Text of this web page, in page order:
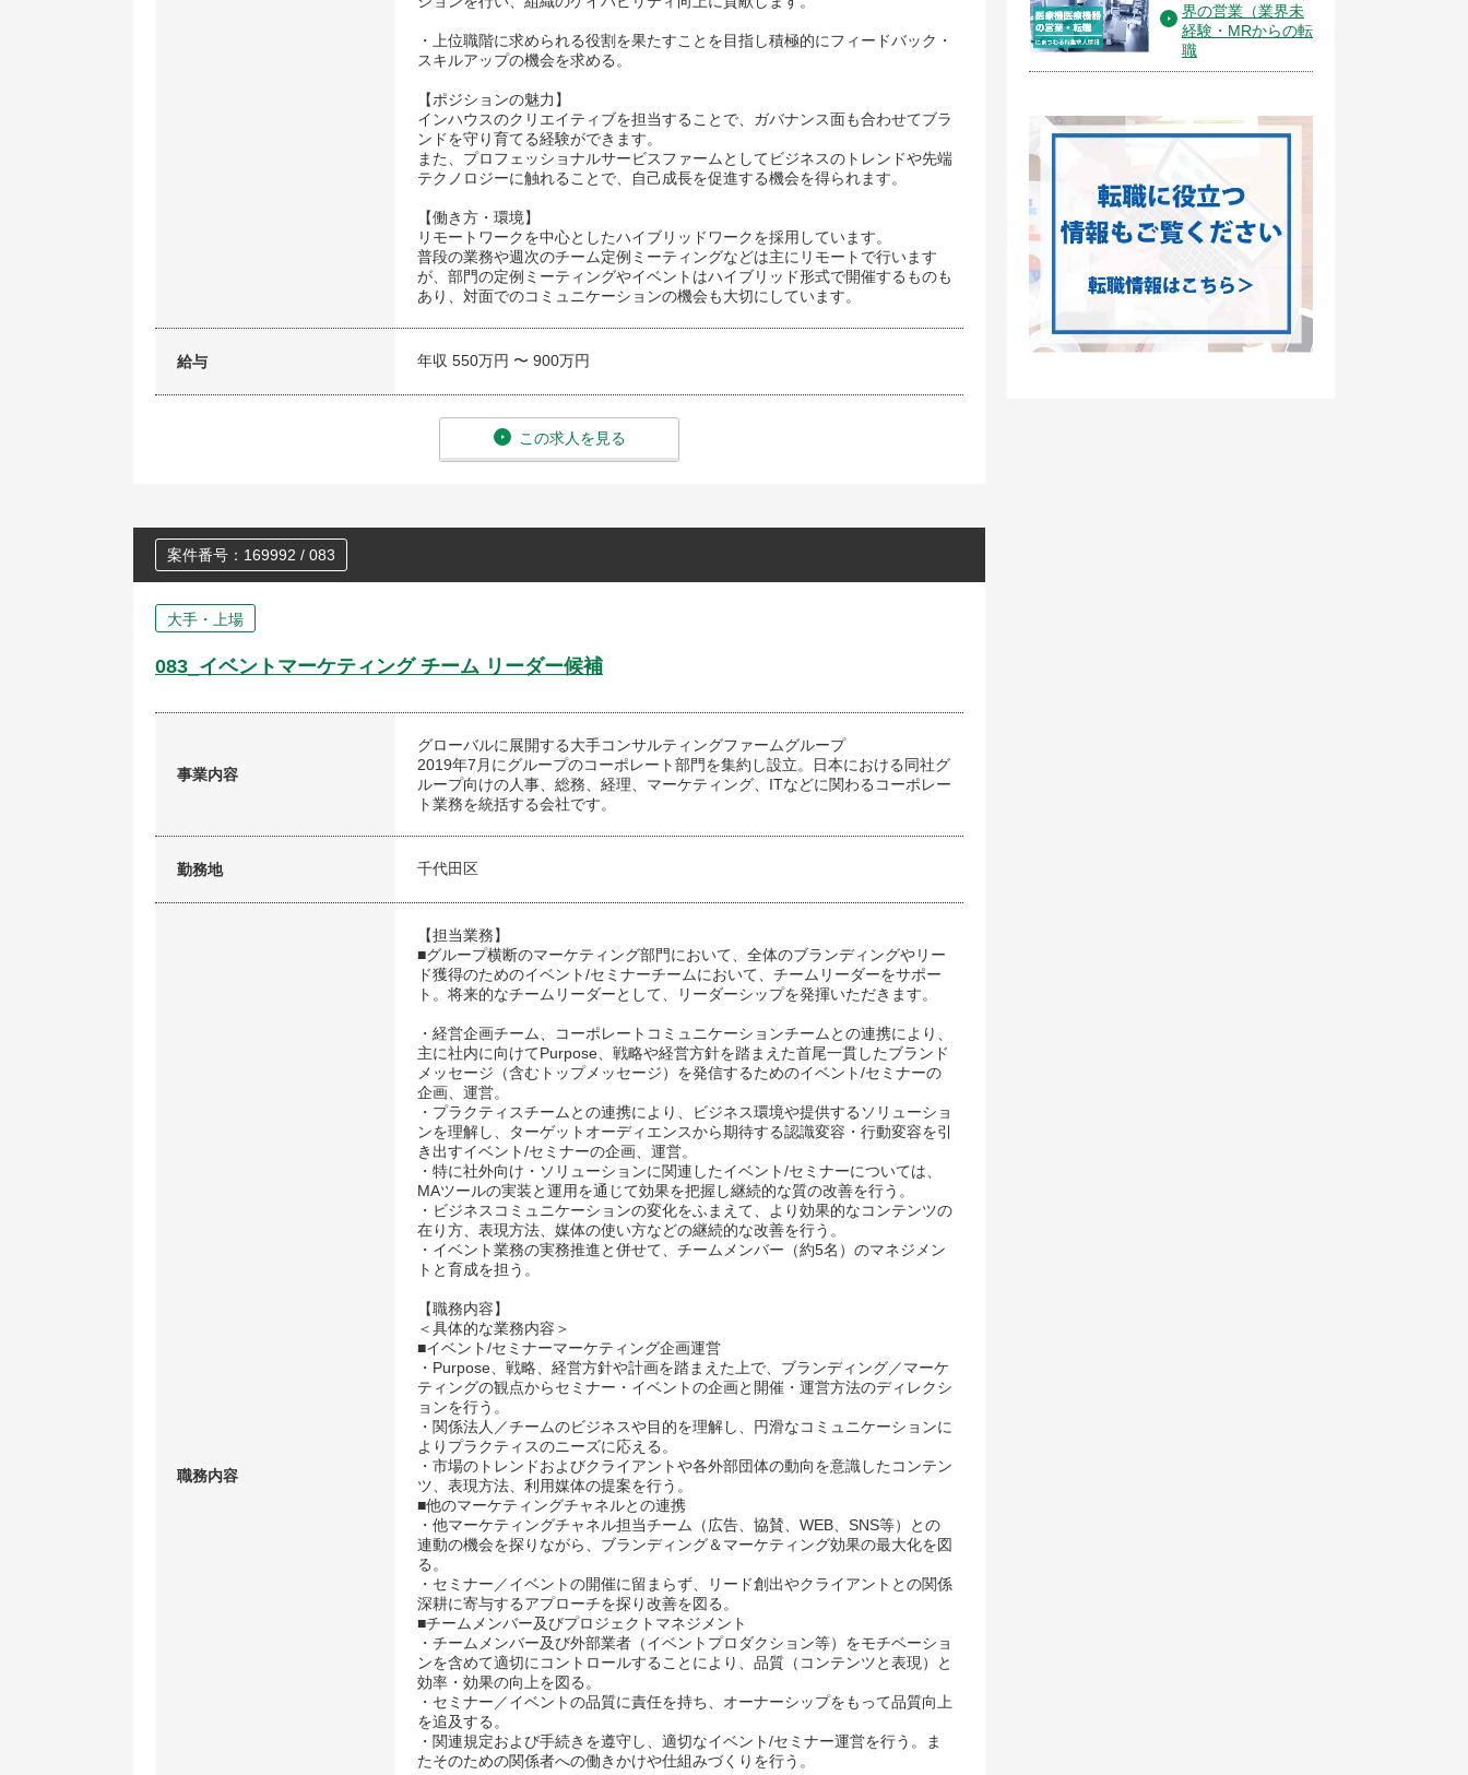
・上位職階に求められる役割を果たすことを目指し積極的にフィードバック・
スキルアップの機会を求める。
【ポジションの魅力】
インハウスのクリエイティブを担当することで、ガバナンス面も合わせてブラ
ンドを守り育てる経験ができます。
また、プロフェッショナルサービスファームとしてビジネスのトレンドや先端
テクノロジーに触れることで、自己成長を促進する機会を得られます。
【働き方・環境】
リモートワークを中心としたハイブリッドワークを採用しています。
普段の業務や週次のチーム定例ミーティングなどは主にリモートで行います
が、部門の定例ミーティングやイベントはハイブリッド形式で開催するものも
あり、対面でのコミュニケーションの機会も大切にしています。
給与 年収 550万円 〜 900万円
この求人を見る
案件番号：169992 / 083
大手・上場
083_イベントマーケティング チーム リーダー候補
事業内容
グローバルに展開する大手コンサルティングファームグループ
2019年7月にグループのコーポレート部門を集約し設立。日本における同社グ
ループ向けの人事、総務、経理、マーケティング、ITなどに関わるコーポレー
ト業務を統括する会社です。
勤務地 千代田区
職務内容
【担当業務】
■グループ横断のマーケティング部門において、全体のブランディングやリー
ド獲得のためのイベント/セミナーチームにおいて、チームリーダーをサポー
ト。将来的なチームリーダーとして、リーダーシップを発揮いただきます。
・経営企画チーム、コーポレートコミュニケーションチームとの連携により、
主に社内に向けてPurpose、戦略や経営方針を踏まえた首尾一貫したブランド
メッセージ（含むトップメッセージ）を発信するためのイベント/セミナーの
企画、運営。
・プラクティスチームとの連携により、ビジネス環境や提供するソリューショ
ンを理解し、ターゲットオーディエンスから期待する認識変容・行動変容を引
き出すイベント/セミナーの企画、運営。
・特に社外向け・ソリューションに関連したイベント/セミナーについては、
MAツールの実装と運用を通じて効果を把握し継続的な質の改善を行う。
・ビジネスコミュニケーションの変化をふまえて、より効果的なコンテンツの
在り方、表現方法、媒体の使い方などの継続的な改善を行う。
・イベント業務の実務推進と併せて、チームメンバー（約5名）のマネジメン
トと育成を担う。
【職務内容】
＜具体的な業務内容＞
■イベント/セミナーマーケティング企画運営
・Purpose、戦略、経営方針や計画を踏まえた上で、ブランディング／マーケ
ティングの観点からセミナー・イベントの企画と開催・運営方法のディレクシ
ョンを行う。
・関係法人／チームのビジネスや目的を理解し、円滑なコミュニケーションに
よりプラクティスのニーズに応える。
・市場のトレンドおよびクライアントや各外部団体の動向を意識したコンテン
ツ、表現方法、利用媒体の提案を行う。
■他のマーケティングチャネルとの連携
・他マーケティングチャネル担当チーム（広告、協賛、WEB、SNS等）との
連動の機会を探りながら、ブランディング＆マーケティング効果の最大化を図
る。
・セミナー／イベントの開催に留まらず、リード創出やクライアントとの関係
深耕に寄与するアプローチを探り改善を図る。
■チームメンバー及びプロジェクトマネジメント
・チームメンバー及び外部業者（イベントプロダクション等）をモチベーショ
ンを含めて適切にコントロールすることにより、品質（コンテンツと表現）と
効率・効果の向上を図る。
・セミナー／イベントの品質に責任を持ち、オーナーシップをもって品質向上
を追及する。
・関連規定および手続きを遵守し、適切なイベント/セミナー運営を行う。ま
たそのための関係者への働きかけや仕組みづくりを行う。
界の営業（業界未
経験・MRからの転
職